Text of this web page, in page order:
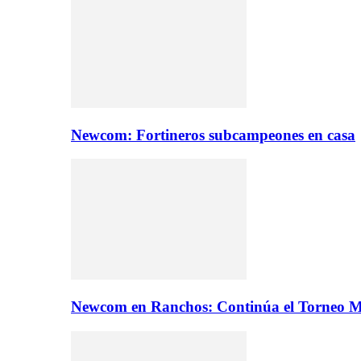
Newcom: Fortineros subcampeones en casa
Newcom en Ranchos: Continúa el Torneo